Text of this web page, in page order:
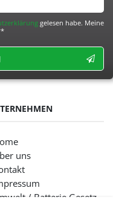
gelesen habe. Meine
uns
/ Batterie Gesetz